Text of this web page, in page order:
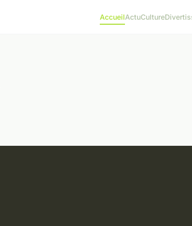
AccueilActuCulture